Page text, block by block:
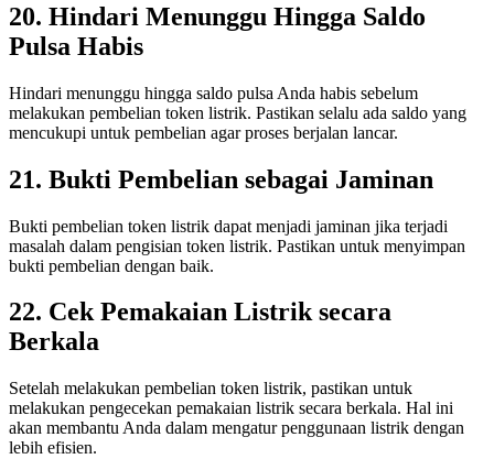
20. Hindari Menunggu Hingga Saldo
Pulsa Habis
Hindari menunggu hingga saldo pulsa Anda habis sebelum
melakukan pembelian token listrik. Pastikan selalu ada saldo yang
mencukupi untuk pembelian agar proses berjalan lancar.
21. Bukti Pembelian sebagai Jaminan
Bukti pembelian token listrik dapat menjadi jaminan jika terjadi
masalah dalam pengisian token listrik. Pastikan untuk menyimpan
bukti pembelian dengan baik.
22. Cek Pemakaian Listrik secara
Berkala
Setelah melakukan pembelian token listrik, pastikan untuk
melakukan pengecekan pemakaian listrik secara berkala. Hal ini
akan membantu Anda dalam mengatur penggunaan listrik dengan
lebih efisien.